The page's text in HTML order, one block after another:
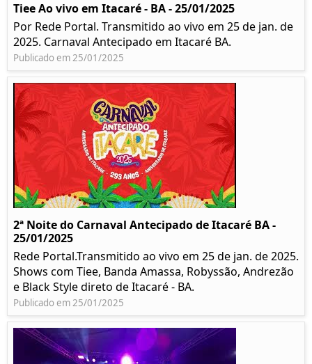
Tiee Ao vivo em Itacaré - BA - 25/01/2025
Por Rede Portal. Transmitido ao vivo em 25 de jan. de
2025. Carnaval Antecipado em Itacaré BA.
Publicado em 25/01/2025
2ª Noite do Carnaval Antecipado de Itacaré BA -
25/01/2025
Rede Portal.Transmitido ao vivo em 25 de jan. de 2025.
Shows com Tiee, Banda Amassa, Robyssão, Andrezão
e Black Style direto de Itacaré - BA.
Publicado em 25/01/2025